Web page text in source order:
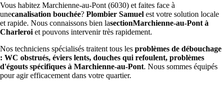
Vous habitez Marchienne-au-Pont (6030) et faites face à
unecanalisation bouchée? Plombier Samuel est votre solution locale
et rapide. Nous connaissons bien lasectionMarchienne-au-Pont à
Charleroi et pouvons intervenir très rapidement.
Nos techniciens spécialisés traitent tous les problèmes de débouchage
: WC obstrués, éviers lents, douches qui refoulent, problèmes
d'égouts spécifiques à Marchienne-au-Pont. Nous sommes équipés
pour agir efficacement dans votre quartier.